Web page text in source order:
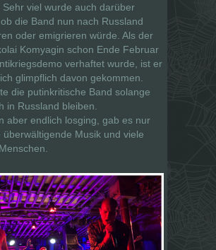
Sehr viel wurde auch darüber
die Band nun nach Russland
oder emigrieren würde. Als der
Kom­yagin schon Ende Februar
verhaftet wurde, ist er
glimpflich davon gekommen.
die putinkritische Band solange
in Russland bleiben.
aber endlich losging, gab es nur
überwältigende Musik und viele